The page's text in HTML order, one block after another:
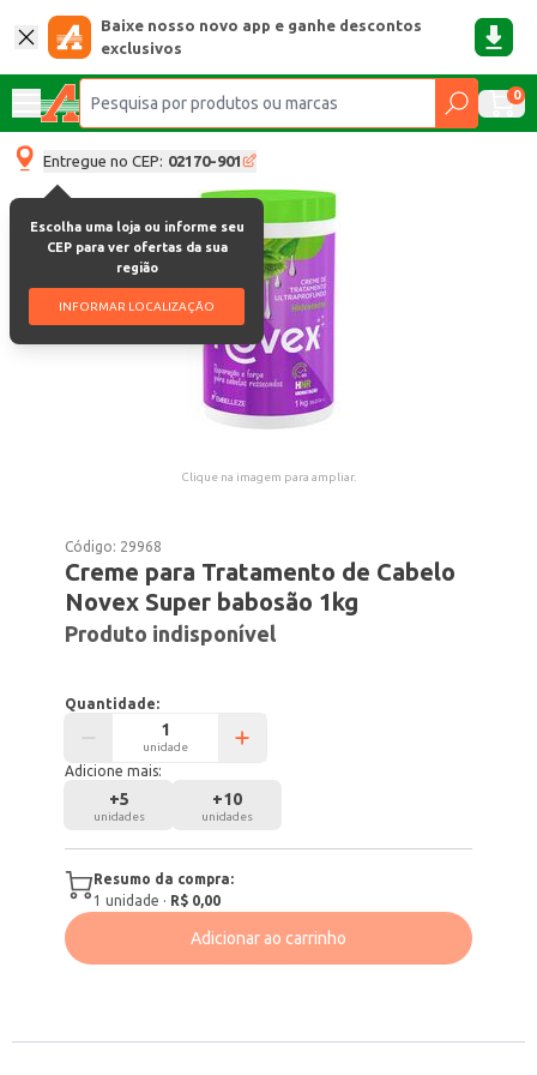
Baixe nosso novo app e ganhe descontos
exclusivos
0
Entregue no CEP: 02170-901
Escolha uma loja ou informe seu
CEP para ver ofertas da sua
região
INFORMAR LOCALIZAÇÃO
Clique na imagem para ampliar.
Código: 29968
Creme para Tratamento de Cabelo
Novex Super babosão 1kg
Produto indisponível
Quantidade:
unidade
Adicione mais:
+5
unidades
+10
unidades
Resumo da compra:
1 unidade · R$ 0,00
Adicionar ao carrinho